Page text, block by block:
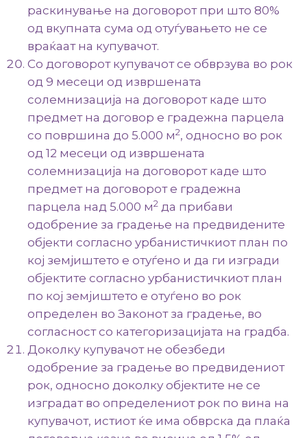
раскинување на договорот при што 80%
од вкупната сума од отуѓувањето не се
враќаат на купувачот.
Со договорот купувачот се обврзува во рок
од 9 месеци од извршената
солемнизација на договорот каде што
предмет на договор е градежна парцела
со површина до 5.000 м2, односно во рок
од 12 месеци од извршената
солемнизација на договорот каде што
предмет на договорот е градежна
парцела над 5.000 м2 да прибави
одобрение за градење на предвидените
објекти согласно урбанистичкиот план по
кој земјиштето е отуѓено и да ги изгради
објектите согласно урбанистичкиот план
по кој земјиштето е отуѓено во рок
определен во Законот за градење, во
согласност со категоризацијата на градба.
Доколку купувачот не обезбеди
одобрение за градење во предвидениот
рок, односно доколку објектите не се
изградат во определениот рок по вина на
купувачот, истиот ќе има обврска да плаќа